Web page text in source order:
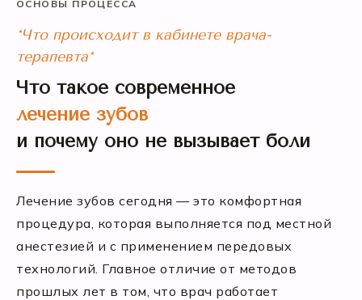
ОСНОВЫ ПРОЦЕССА
*Что происходит в кабинете врача-
терапевта*
Что такое современное
лечение зубов
и почему оно не вызывает боли
Лечение зубов сегодня — это комфортная
процедура, которая выполняется под местной
анестезией и с применением передовых
технологий. Главное отличие от методов
прошлых лет в том, что врач работает